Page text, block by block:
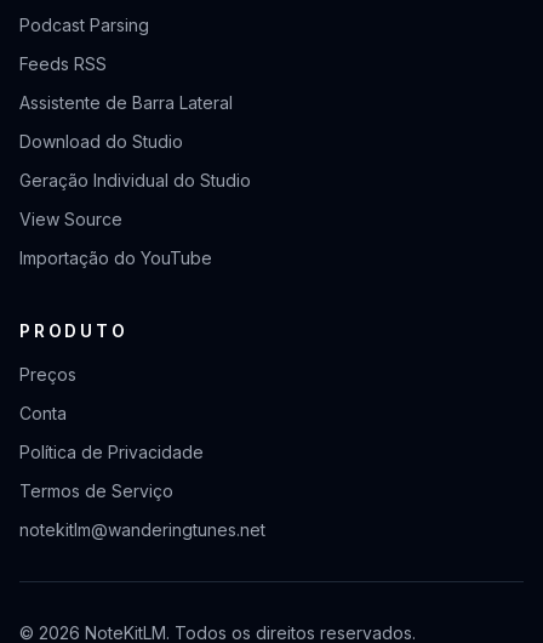
Podcast Parsing
Feeds RSS
Assistente de Barra Lateral
Download do Studio
Geração Individual do Studio
View Source
Importação do YouTube
PRODUTO
Preços
Conta
Política de Privacidade
Termos de Serviço
notekitlm@wanderingtunes.net
© 2026 NoteKitLM. Todos os direitos reservados.